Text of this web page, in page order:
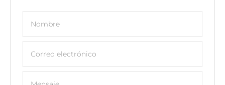
Nombre
Correo electrónico